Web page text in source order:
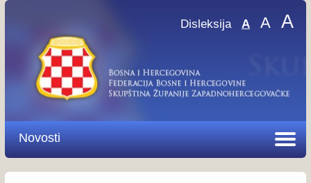
Disleksija A A A
Novosti